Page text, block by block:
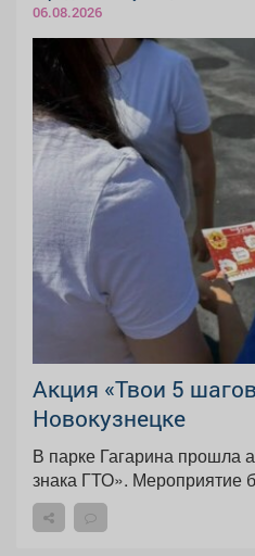
06.08.2026
Акция «Твои 5
Новокузнецке
В парке Гагарина прошла
знака ГТО». Мероприятие